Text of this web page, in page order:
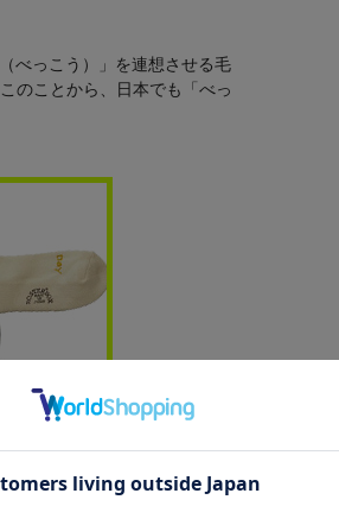
べっこう）」を連想させる毛
のことから、日本でも「べっ